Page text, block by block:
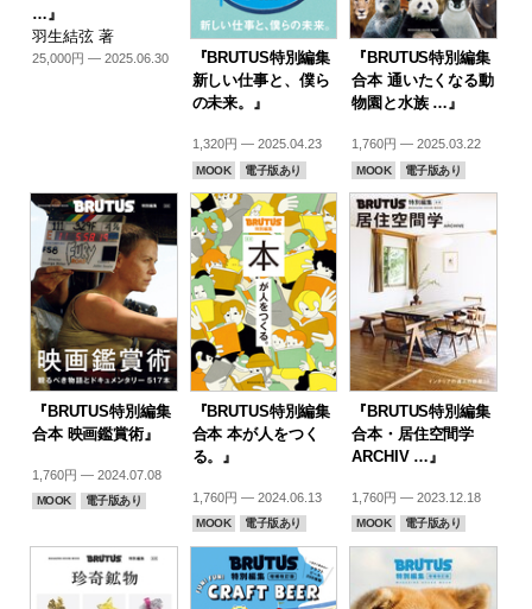
…』
羽生結弦 著
25,000円 — 2025.06.30
『BRUTUS特別編集
新しい仕事と、僕ら
の未来。』
1,320円 — 2025.04.23
MOOK 電子版あり
『BRUTUS特別編集
合本 通いたくなる動
物園と水族 …』
1,760円 — 2025.03.22
MOOK 電子版あり
『BRUTUS特別編集
合本 映画鑑賞術』
1,760円 — 2024.07.08
MOOK 電子版あり
『BRUTUS特別編集
合本 本が人をつく
る。』
1,760円 — 2024.06.13
MOOK 電子版あり
『BRUTUS特別編集
合本・居住空間学
ARCHIV …』
1,760円 — 2023.12.18
MOOK 電子版あり